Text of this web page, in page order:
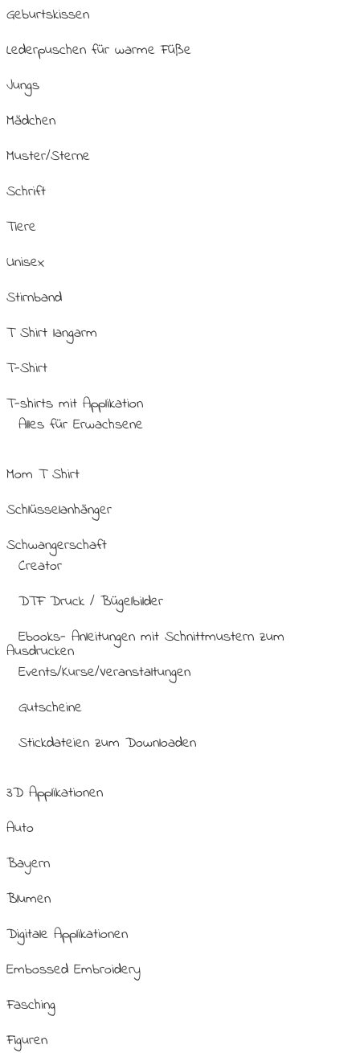
Geburtskissen
Lederpuschen für warme Füße
Jungs
Mädchen
Muster/Sterne
Schrift
Tiere
Unisex
Stirnband
T Shirt langarm
T-Shirt
T-shirts mit Applikation
Alles für Erwachsene
Mom T Shirt
Schlüsselanhänger
Schwangerschaft
Creator
DTF Druck / Bügelbilder
Ebooks- Anleitungen mit Schnittmustern zum
Ausdrucken
Events/Kurse/Veranstaltungen
Gutscheine
Stickdateien zum Downloaden
3D Applikationen
Auto
Bayern
Blumen
Digitale Applikationen
Embossed Embroidery
Fasching
Figuren